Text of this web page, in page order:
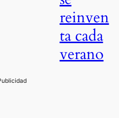
reinven
ta cada
verano